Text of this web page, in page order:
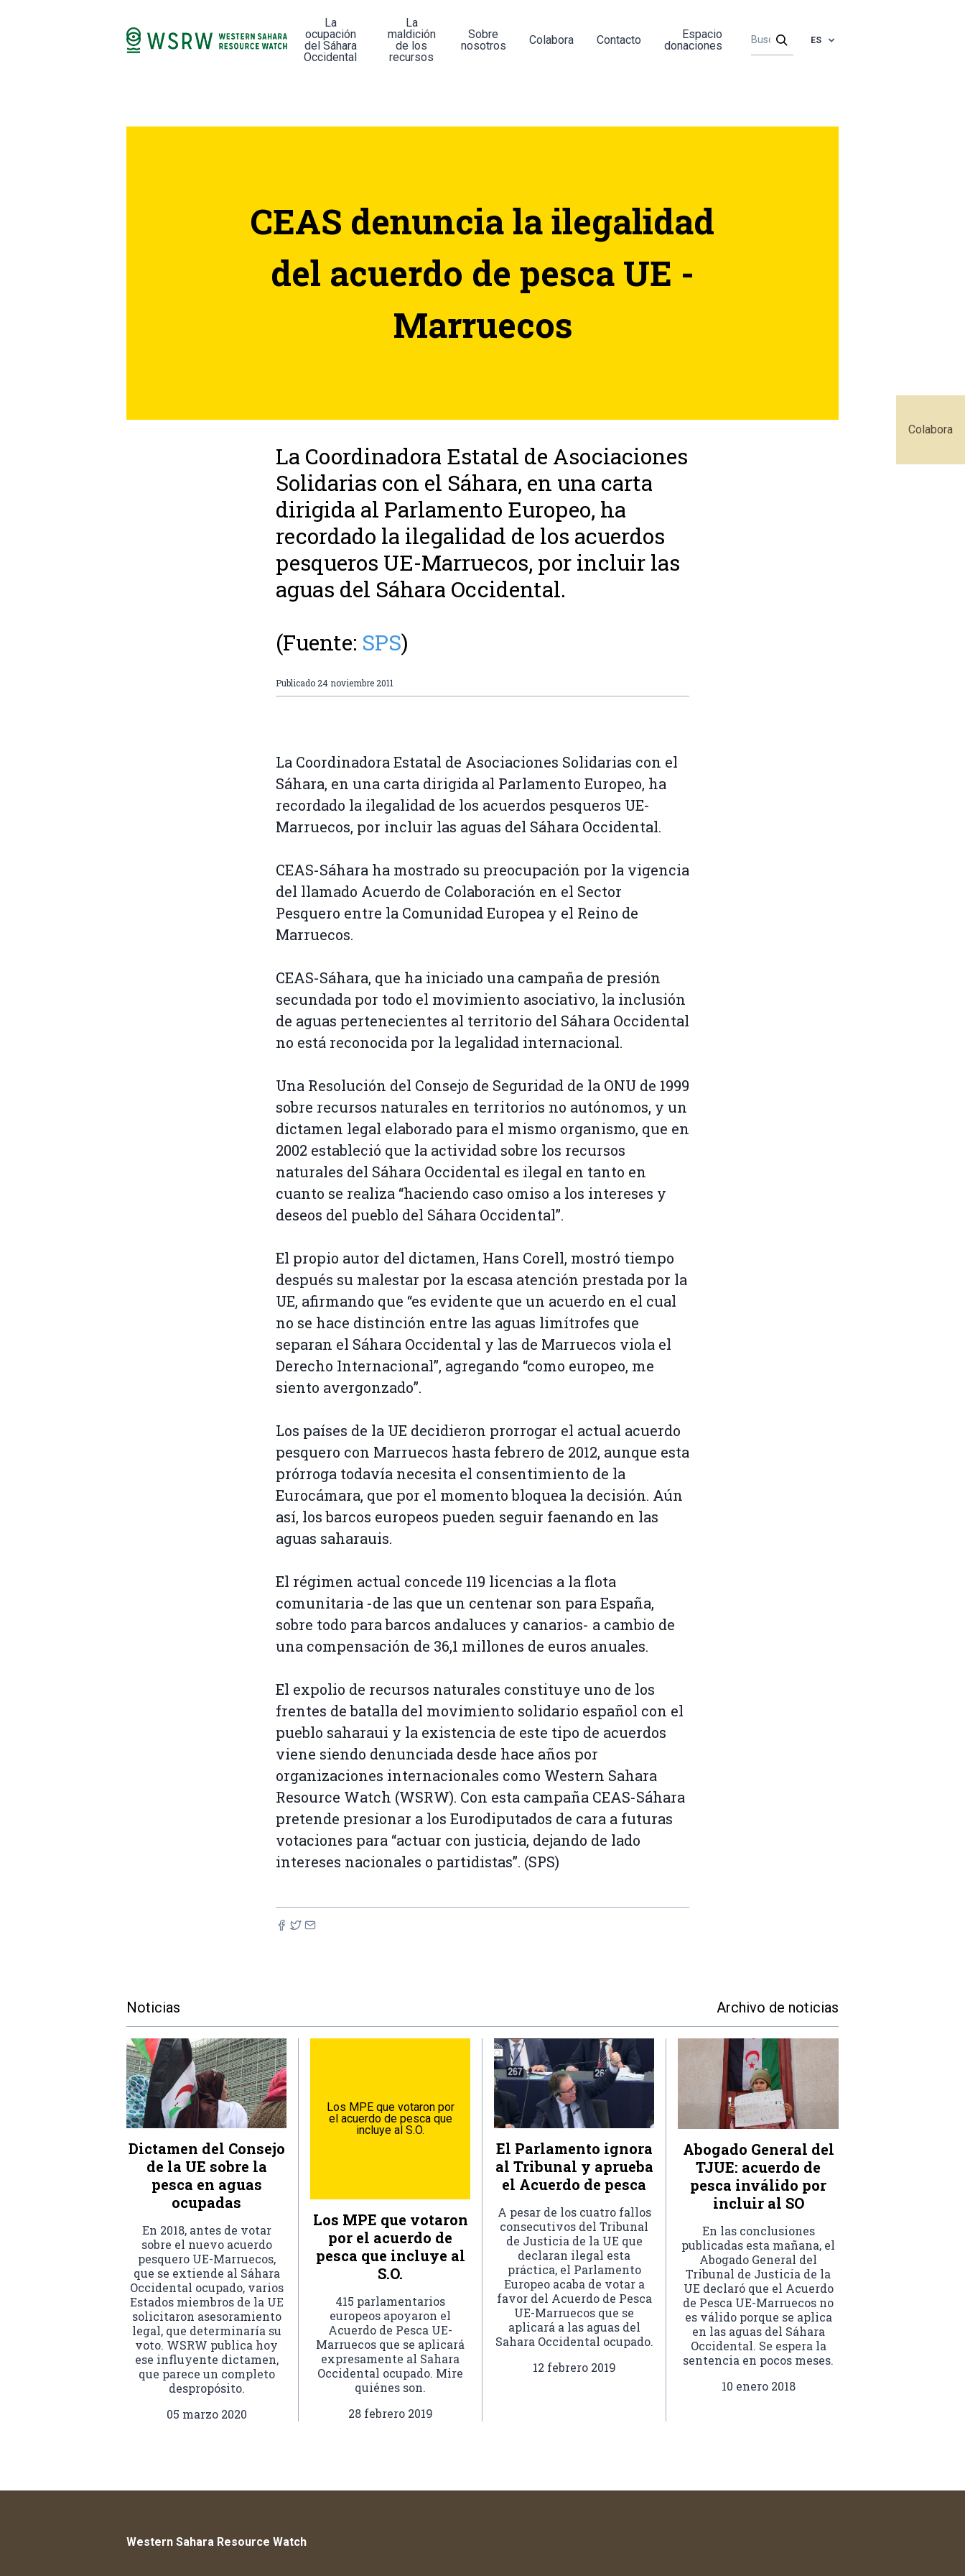
Colabora
La
ocupación
del Sáhara
Occidental
La
maldición
de los
recursos
Sobre
nosotros
Colabora Contacto
Espacio
donaciones
ES
CEAS denuncia la ilegalidad
del acuerdo de pesca UE -
Marruecos
La Coordinadora Estatal de Asociaciones
Solidarias con el Sáhara, en una carta
dirigida al Parlamento Europeo, ha
recordado la ilegalidad de los acuerdos
pesqueros UE-Marruecos, por incluir las
aguas del Sáhara Occidental.
(Fuente: SPS)
Publicado 24 noviembre 2011
La Coordinadora Estatal de Asociaciones Solidarias con el
Sáhara, en una carta dirigida al Parlamento Europeo, ha
recordado la ilegalidad de los acuerdos pesqueros UE-
Marruecos, por incluir las aguas del Sáhara Occidental.
CEAS-Sáhara ha mostrado su preocupación por la vigencia
del llamado Acuerdo de Colaboración en el Sector
Pesquero entre la Comunidad Europea y el Reino de
Marruecos.
CEAS-Sáhara, que ha iniciado una campaña de presión
secundada por todo el movimiento asociativo, la inclusión
de aguas pertenecientes al territorio del Sáhara Occidental
no está reconocida por la legalidad internacional.
Una Resolución del Consejo de Seguridad de la ONU de 1999
sobre recursos naturales en territorios no autónomos, y un
dictamen legal elaborado para el mismo organismo, que en
2002 estableció que la actividad sobre los recursos
naturales del Sáhara Occidental es ilegal en tanto en
cuanto se realiza “haciendo caso omiso a los intereses y
deseos del pueblo del Sáhara Occidental”.
El propio autor del dictamen, Hans Corell, mostró tiempo
después su malestar por la escasa atención prestada por la
UE, afirmando que “es evidente que un acuerdo en el cual
no se hace distinción entre las aguas limítrofes que
separan el Sáhara Occidental y las de Marruecos viola el
Derecho Internacional”, agregando “como europeo, me
siento avergonzado”.
Los países de la UE decidieron prorrogar el actual acuerdo
pesquero con Marruecos hasta febrero de 2012, aunque esta
prórroga todavía necesita el consentimiento de la
Eurocámara, que por el momento bloquea la decisión. Aún
así, los barcos europeos pueden seguir faenando en las
aguas saharauis.
El régimen actual concede 119 licencias a la flota
comunitaria -de las que un centenar son para España,
sobre todo para barcos andaluces y canarios- a cambio de
una compensación de 36,1 millones de euros anuales.
El expolio de recursos naturales constituye uno de los
frentes de batalla del movimiento solidario español con el
pueblo saharaui y la existencia de este tipo de acuerdos
viene siendo denunciada desde hace años por
organizaciones internacionales como Western Sahara
Resource Watch (WSRW). Con esta campaña CEAS-Sáhara
pretende presionar a los Eurodiputados de cara a futuras
votaciones para “actuar con justicia, dejando de lado
intereses nacionales o partidistas”. (SPS)
Noticias Archivo de noticias
Dictamen del Consejo
de la UE sobre la
pesca en aguas
ocupadas
En 2018, antes de votar
sobre el nuevo acuerdo
pesquero UE-Marruecos,
que se extiende al Sáhara
Occidental ocupado, varios
Estados miembros de la UE
solicitaron asesoramiento
legal, que determinaría su
voto. WSRW publica hoy
ese influyente dictamen,
que parece un completo
despropósito.
05 marzo 2020
Los MPE que votaron por
el acuerdo de pesca que
incluye al S.O.
Los MPE que votaron
por el acuerdo de
pesca que incluye al
S.O.
415 parlamentarios
europeos apoyaron el
Acuerdo de Pesca UE-
Marruecos que se aplicará
expresamente al Sahara
Occidental ocupado. Mire
quiénes son.
28 febrero 2019
El Parlamento ignora
al Tribunal y aprueba
el Acuerdo de pesca
A pesar de los cuatro fallos
consecutivos del Tribunal
de Justicia de la UE que
declaran ilegal esta
práctica, el Parlamento
Europeo acaba de votar a
favor del Acuerdo de Pesca
UE-Marruecos que se
aplicará a las aguas del
Sahara Occidental ocupado.
12 febrero 2019
Abogado General del
TJUE: acuerdo de
pesca inválido por
incluir al SO
En las conclusiones
publicadas esta mañana, el
Abogado General del
Tribunal de Justicia de la
UE declaró que el Acuerdo
de Pesca UE-Marruecos no
es válido porque se aplica
en las aguas del Sáhara
Occidental. Se espera la
sentencia en pocos meses.
10 enero 2018
Western Sahara Resource Watch